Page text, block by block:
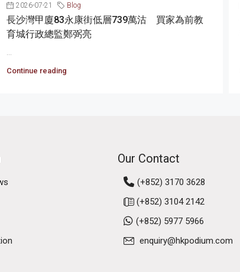
2026-07-21 Blog
長沙灣甲廈83永康街低層739萬沽 買家為前教
育城行政總監鄭弼亮
Continue reading
Our Contact
(+852) 3170 3628
(+852) 3104 2142
(+852) 5977 5966
enquiry@hkpodium.com